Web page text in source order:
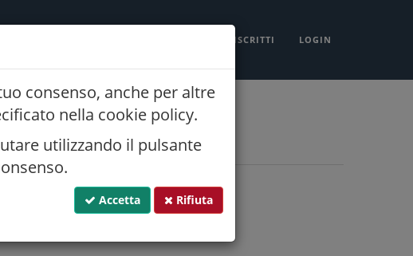
consenso, anche per altre
nella cookie policy.
utilizzando il pulsante
Accetta Rifiuta
ISCRITTI LOGIN